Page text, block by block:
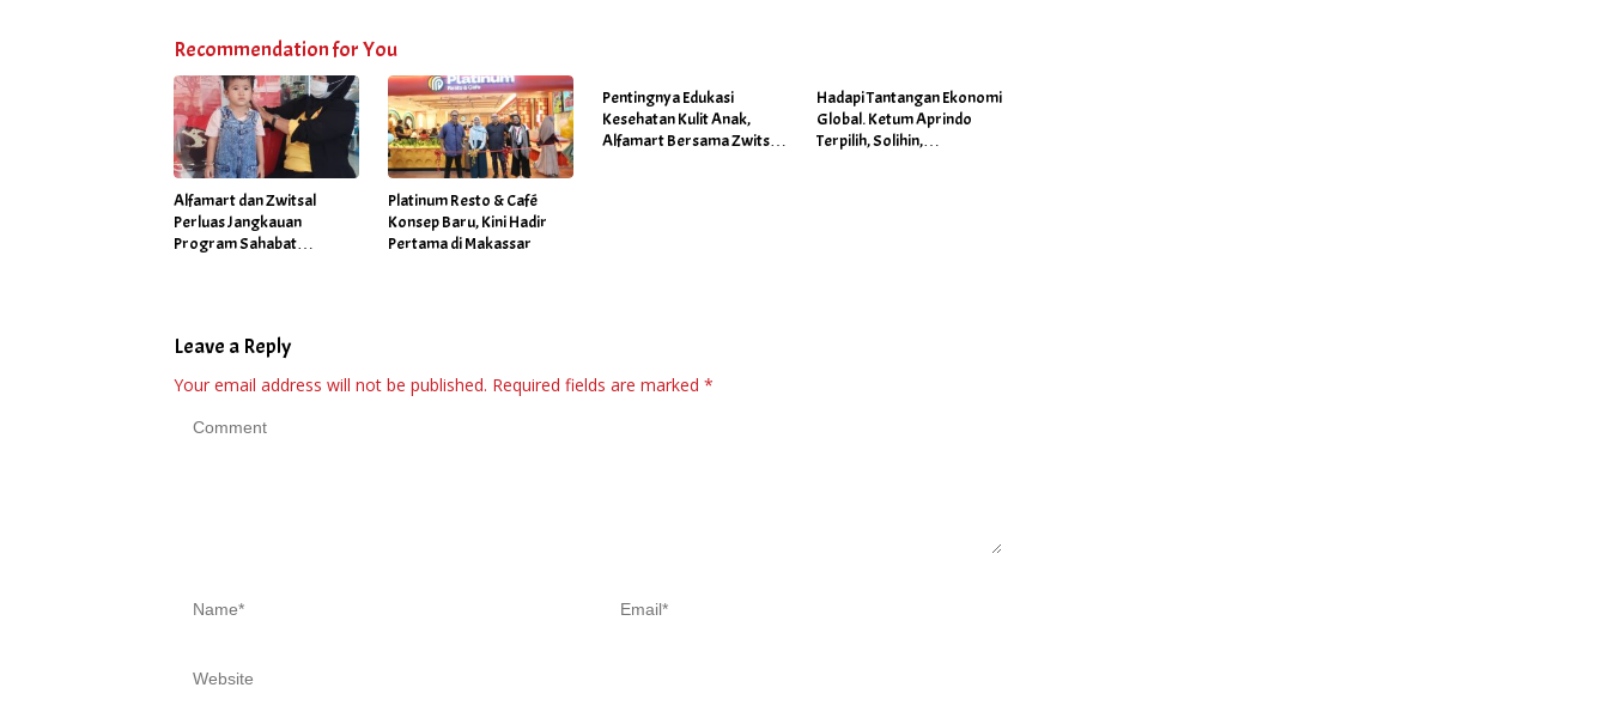
Recommendation for You
Alfamart dan Zwitsal
Perluas Jangkauan
Program Sahabat
Platinum Resto & Café
Konsep Baru, Kini Hadir
Pertama di Makassar
Pentingnya Edukasi
Kesehatan Kulit Anak,
Alfamart Bersama Zwitsal
Hadapi Tantangan Ekonomi
Global. Ketum Aprindo
Terpilih, Solihin,
Leave a Reply
Your email address will not be published. Required fields are marked *